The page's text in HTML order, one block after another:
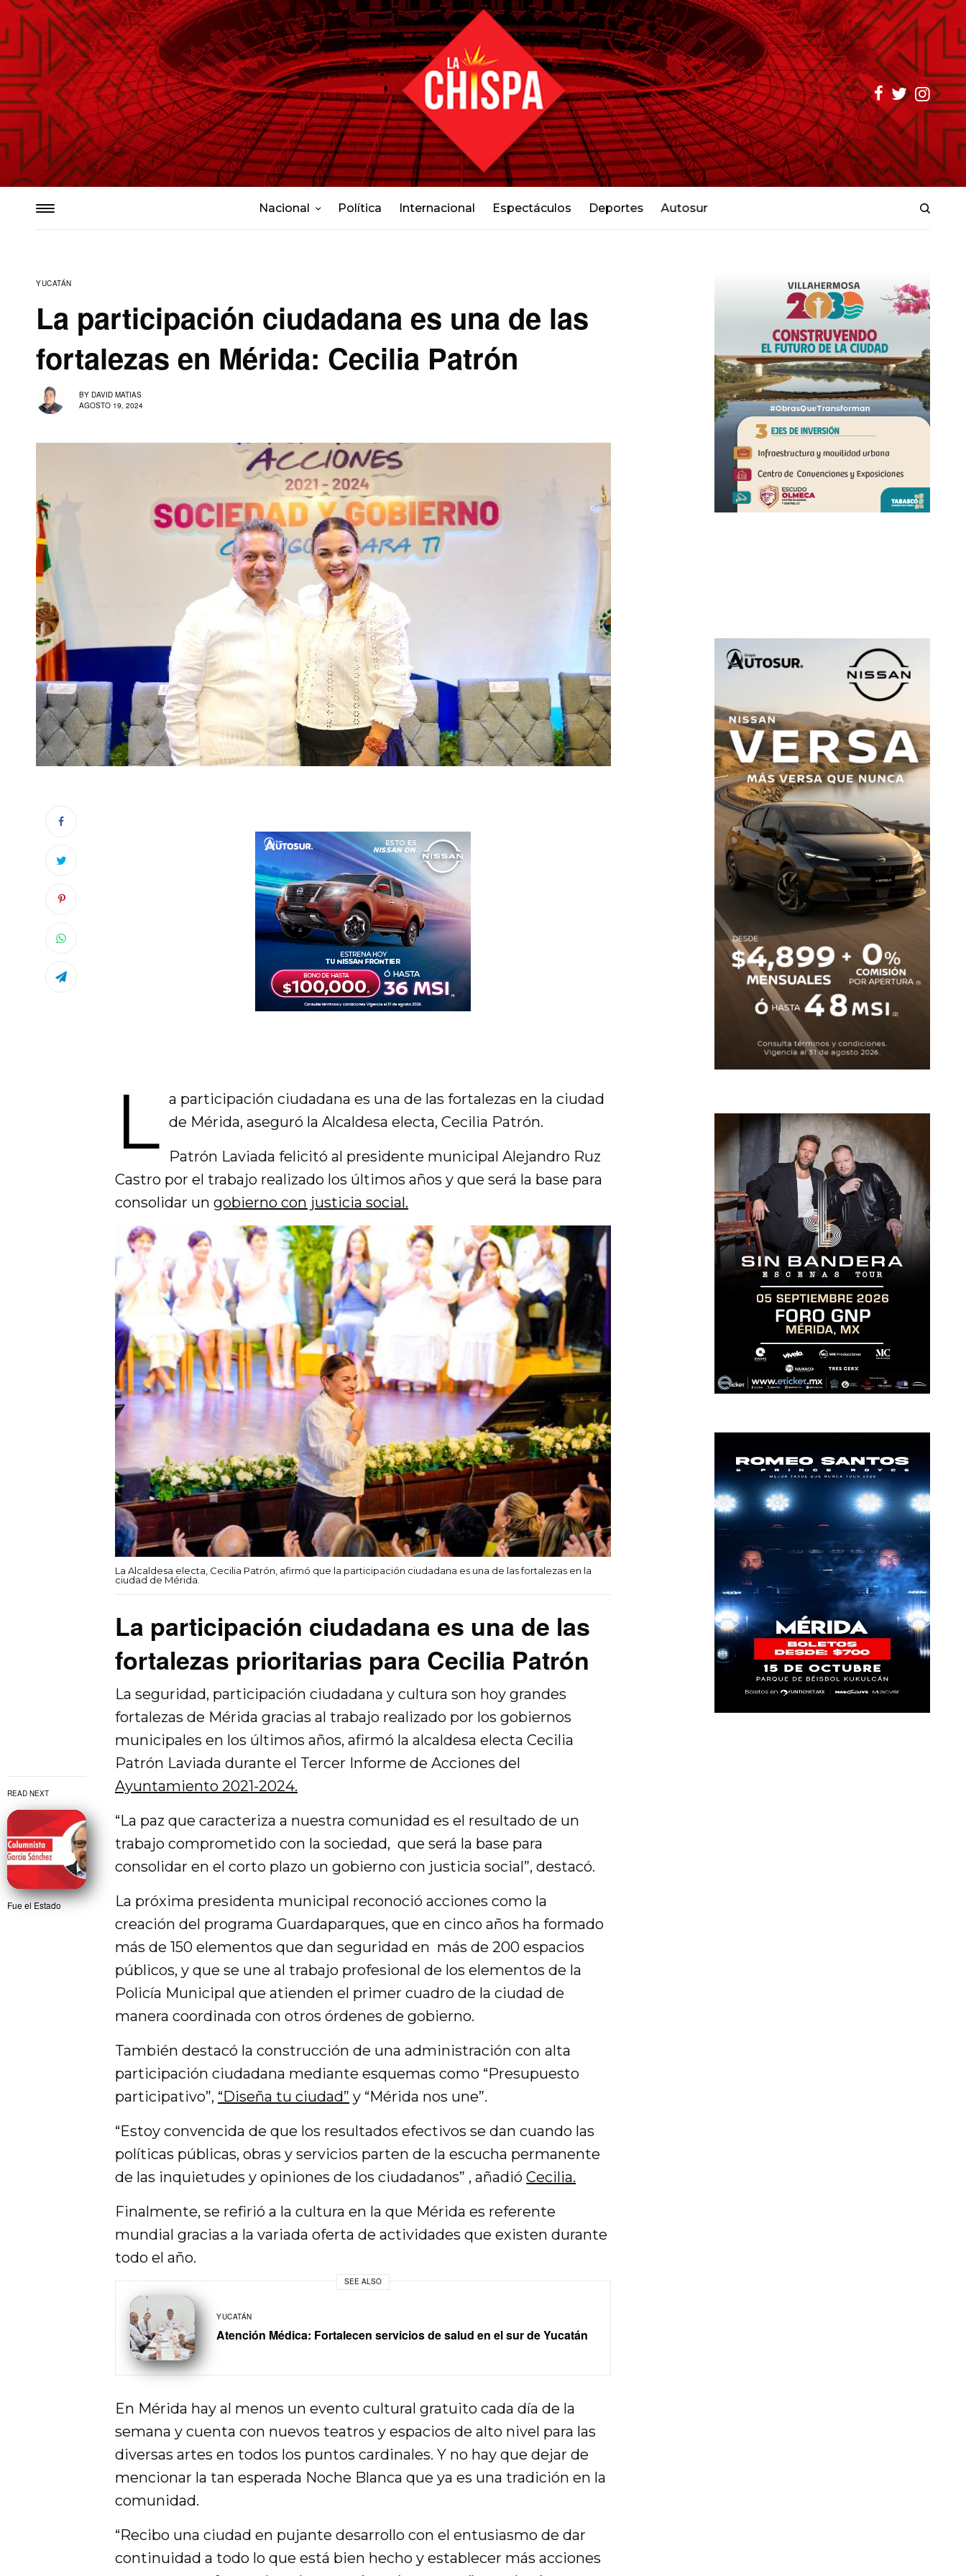
Nacional Política Internacional Espectáculos Deportes Autosur
YUCATÁN
La participación ciudadana es una de las
fortalezas en Mérida: Cecilia Patrón
BY DAVID MATIAS
AGOSTO 19, 2024
READ NEXT
Fue el Estado
L a participación ciudadana es una de las fortalezas en la ciudad
de Mérida, aseguró la Alcaldesa electa, Cecilia Patrón.
Patrón Laviada felicitó al presidente municipal Alejandro Ruz
Castro por el trabajo realizado los últimos años y que será la base para
consolidar ungobierno con justicia social.
La Alcaldesa electa, Cecilia Patrón, afirmó que la participación ciudadana es una de las fortalezas en la
ciudad de Mérida.
La participación ciudadana es una de las
fortalezas prioritarias para Cecilia Patrón
La seguridad, participación ciudadana y cultura son hoy grandes
fortalezas de Mérida gracias al trabajo realizado por los gobiernos
municipales en los últimos años, afirmó la alcaldesa electa Cecilia
Patrón Laviada durante el Tercer Informe de Acciones del
Ayuntamiento 2021-2024.
“La paz que caracteriza a nuestra comunidad es el resultado de un
trabajo comprometido con la sociedad, que será la base para
consolidar en el corto plazo un gobierno con justicia social”, destacó.
La próxima presidenta municipal reconoció acciones como la
creación del programa Guardaparques, que en cinco años ha formado
más de 150 elementos que dan seguridad en más de 200 espacios
públicos, y que se une al trabajo profesional de los elementos de la
Policía Municipal que atienden el primer cuadro de la ciudad de
manera coordinada con otros órdenes de gobierno.
También destacó la construcción de una administración con alta
participación ciudadana mediante esquemas como “Presupuesto
participativo”, “Diseña tu ciudad” y “Mérida nos une”.
“Estoy convencida de que los resultados efectivos se dan cuando las
políticas públicas, obras y servicios parten de la escucha permanente
de las inquietudes y opiniones de los ciudadanos” , añadióCecilia.
Finalmente, se refirió a la cultura en la que Mérida es referente
mundial gracias a la variada oferta de actividades que existen durante
todo el año.
SEE ALSO
YUCATÁN
Atención Médica: Fortalecen servicios de salud en el sur de Yucatán
En Mérida hay al menos un evento cultural gratuito cada día de la
semana y cuenta con nuevos teatros y espacios de alto nivel para las
diversas artes en todos los puntos cardinales. Y no hay que dejar de
mencionar la tan esperada Noche Blanca que ya es una tradición en la
comunidad.
“Recibo una ciudad en pujante desarrollo con el entusiasmo de dar
continuidad a todo lo que está bien hecho y establecer más acciones